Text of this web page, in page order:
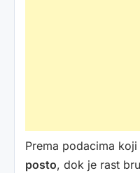
Prema podacima
posto, dok je rast